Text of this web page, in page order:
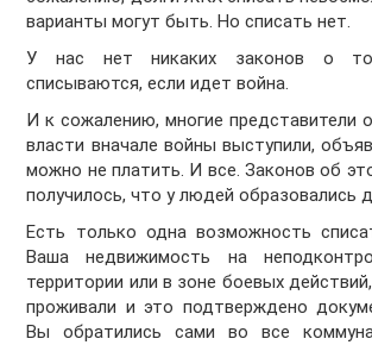
варианты могут быть. Но списать нет.
У нас нет никаких законов о
списываются, если идет война.
И к сожалению, многие представители
власти вначале войны выступили,
можно не платить. И все. Законов об
получилось, что у людей образовались
Есть только одна возможность
Ваша недвижимость на
территории или в зоне боевых
проживали и это подтверждено
Вы обратились сами во все